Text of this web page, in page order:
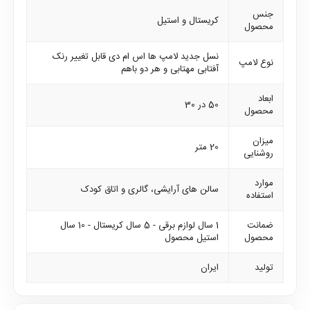
جنس
محصول
کریستال و استیل
نوع لامپ
نسل جدید لامپ ها اس ام دی قابل تغییر رنک
آفتابی مهتابی و هر دو باهم
ابعاد
محصول
50 در 30
میزان
روشنایی
20 متر
موارد
استفاده
سالن های آرایشی، گالری و اتاق کودک
ضمانت
محصول
1 سال لوازم برقی - 5 سال کریستال - 10 سال
استیل محصول
تولید
ایران